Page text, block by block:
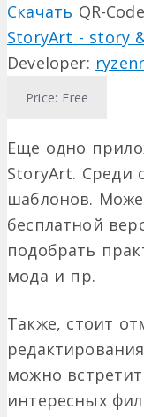
Скачать QR-Code
StoryArt - story
Developer:
Price: Free
Еще одно
StoryArt. Среди
шаблонов.
бесплатной
подобрать
мода и пр.
Также, стоит
можно
интересных